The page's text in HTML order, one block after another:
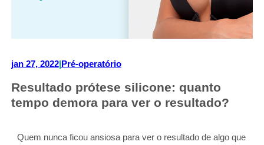
jan 27, 2022| Pré-operatório
Resultado prótese silicone: quanto
tempo demora para ver o resultado?
Quem nunca ficou ansiosa para ver o resultado de algo que